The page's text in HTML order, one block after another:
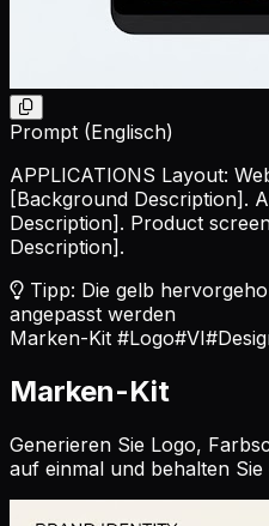
Prompt (Englisch)
APPLICATIONS Layout:
[Background Description] .
Description] . Product
Description] .
Tipp: Die gelb
angepasst werden
Marken-Kit #Logo#VI
Marken-Kit
Generieren Sie Logo,
auf einmal und behalten